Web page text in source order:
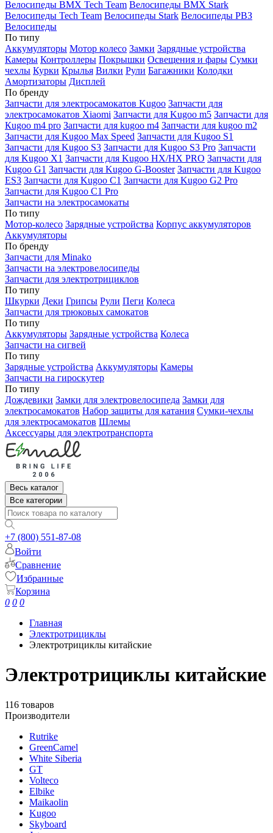
Велосипеды BMX Tech Team Велосипеды BMX Stark
Велосипеды Tech Team Велосипеды Stark Велосипеды РВЗ
Велосипеды
По типу
Аккумуляторы Мотор колесо Замки Зарядные устройства
Камеры Контроллеры Покрышки Освещения и фары Сумки
чехлы Курки Крылья Вилки Рули Багажники Колодки
Амортизаторы Дисплей
По бренду
Запчасти для электросамокатов Kugoo Запчасти для
электросамокатов Xiaomi Запчасти для Kugoo m5 Запчасти для
Кugoo m4 pro Запчасти для kugoo m4 Запчасти для kugoo m2
Запчасти для Kugoo Max Speed Запчасти для Kugoo S1
Запчасти для Kugoo S3 Запчасти для Kugoo S3 Pro Запчасти
для Kugoo X1 Запчасти для Kugoo HX/HX PRO Запчасти для
Kugoo G1 Запчасти для Kugoo G-Booster Запчасти для Kugoo
ES3 Запчасти для Kugoo C1 Запчасти для Kugoo G2 Pro
Запчасти для Kugoo C1 Pro
Запчасти на электросамокаты
По типу
Мотор-колесо Зарядные устройства Корпус аккумуляторов
Аккумуляторы
По бренду
Запчасти для Minako
Запчасти на электровелосипеды
Запчасти для электротрициклов
По типу
Шкурки Деки Грипсы Рули Пеги Колеса
Запчасти для трюковых самокатов
По типу
Аккумуляторы Зарядные устройства Колеса
Запчасти на сигвей
По типу
Зарядные устройства Аккумуляторы Камеры
Запчасти на гироскутер
По типу
Дождевики Замки для электровелосипеда Замки для
электросамокатов Набор защиты для катания Сумки-чехлы
для электросамокатов Шлемы
Аксессуары для электротранспорта
Весь каталог
Все категории
+7 (800) 551-87-08
Войти
Сравнение
Избранные
Корзина
0 0 0
Главная
Электротрициклы
Электротрициклы китайские
Электротрициклы китайские
116 товаров
Производители
Rutrike
GreenCamel
White Siberia
GT
Volteco
Elbike
Maikaolin
Kugoo
Skyboard